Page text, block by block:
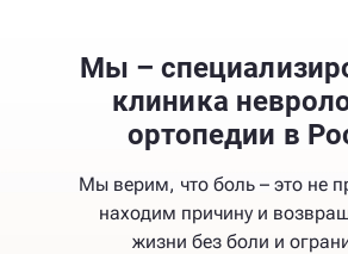
Мы –
клиника
ортопедии в
Мы верим, что боль – это не
находим причину и
жизни без боли и